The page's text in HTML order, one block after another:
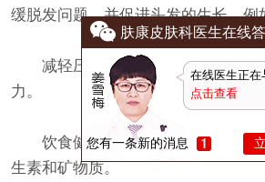
缓脱发问题，并促进头发的生长。例
减轻压力：通过运动、冥想或与
力。
饮食健康：保持饮食均衡，摄入
生素和矿物质。
肤康皮肤科医生在线
在线医生正在
点击查看
您有一条新的消息